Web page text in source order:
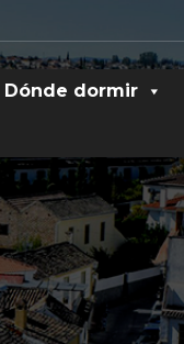
Dónde dormir